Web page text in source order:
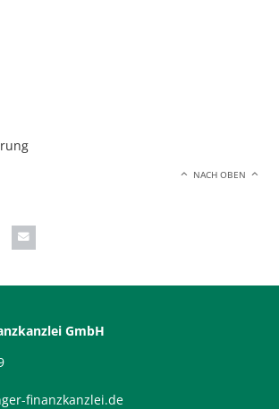
NACH OBEN
GmbH
finanzkanzlei.de